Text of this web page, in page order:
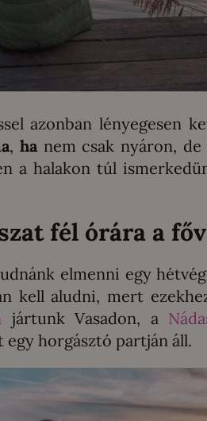
azonban lényegesen
, hanem csak nyáron, de
a halakon túl
fél órára a
elmenni egy
kell aludni, mert
jártunk Vasadon, a
egy horgásztó partján áll.